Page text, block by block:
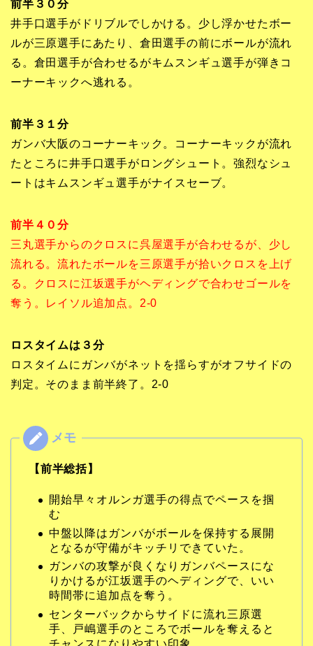
前半３０分
井手口選手がドリブルでしかける。少し浮かせたボー
ルが三原選手にあたり、倉田選手の前にボールが流れ
る。倉田選手が合わせるがキムスンギュ選手が弾きコ
ーナーキックへ逃れる。
前半３１分
ガンバ大阪のコーナーキック。コーナーキックが流れ
たところに井手口選手がロングシュート。強烈なシュ
ートはキムスンギュ選手がナイスセーブ。
前半４０分
三丸選手からのクロスに呉屋選手が合わせるが、少し
流れる。流れたボールを三原選手が拾いクロスを上げ
る。クロスに江坂選手がヘディングで合わせゴールを
奪う。レイソル追加点。2-0
ロスタイムは３分
ロスタイムにガンバがネットを揺らすがオフサイドの
判定。そのまま前半終了。2-0
【前半総括】
開始早々オルンガ選手の得点でペースを掴
む
中盤以降はガンバがボールを保持する展開
となるが守備がキッチリできていた。
ガンバの攻撃が良くなりガンバペースにな
りかけるが江坂選手のヘディングで、いい
時間帯に追加点を奪う。
センターバックからサイドに流れ三原選
手、戸嶋選手のところでボールを奪えると
チャンスになりやすい印象